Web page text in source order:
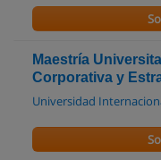
Maestría
Corporativa y
Universidad